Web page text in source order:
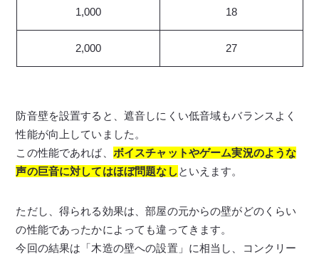
1,000 18
2,000 27
防音壁を設置すると、遮音しにくい低音域もバランスよく
性能が向上していました。
この性能であれば、 ボイスチャットやゲーム実況のような
声の巨音に対してはほぼ問題なしといえます。
ただし、得られる効果は、部屋の元からの壁がどのくらい
の性能であったかによっても違ってきます。
今回の結果は「木造の壁への設置」に相当し、コンクリー